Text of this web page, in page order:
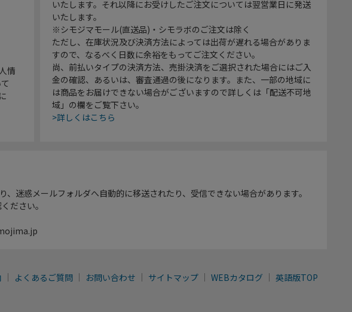
情
いたします。それ以降にお受けしたご注文については翌営業日に発送
いたします。
※シモジマモール(直送品)・シモラボのご注文は除く
ただし、在庫状況及び決済方法によっては出荷が遅れる場合がありま
すので、なるべく日数に余裕をもってご注文ください。
尚、前払いタイプの決済方法、売掛決済をご選択された場合にはご入
金の確認、あるいは、審査通過の後になります。また、一部の地域に
は商品をお届けできない場合がございますので詳しくは「配送不可地
域」の欄をご覧下さい。
>詳しくはこちら
迷惑メールフォルダへ自動的に移送されたり、受信できない場合があります。
ださい。
よくあるご質問 お問い合わせ サイトマップ WEBカタログ 英語版TOP